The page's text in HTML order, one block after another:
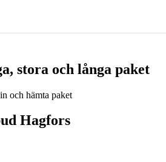
stora och långa paket
Hagfors